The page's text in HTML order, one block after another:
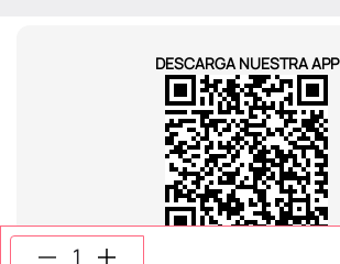
DESCARGA NUESTRA APP